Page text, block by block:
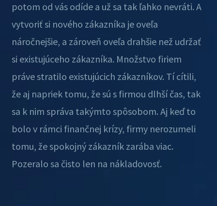
potom od vás odíde a už sa tak ľahko nevráti. A
vytvoriť si nového zákazníka je oveľa
náročnejšie, a zároveň oveľa drahšie než udržať
si existujúceho zákazníka. Množstvo firiem
práve stratilo existujúcich zákazníkov. Tí cítili,
že aj napriek tomu, že sú s firmou dlhší čas, tak
sa k nim správa takýmto spôsobom. Aj keď to
bolo v rámci finančnej krízy, firmy nerozumeli
tomu, že spokojný zákazník zarába viac.
Pozeralo sa čisto len na nákladovosť.